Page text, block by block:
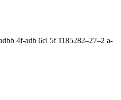
4f-adb 6cl 5f 1185282–27–2 a-